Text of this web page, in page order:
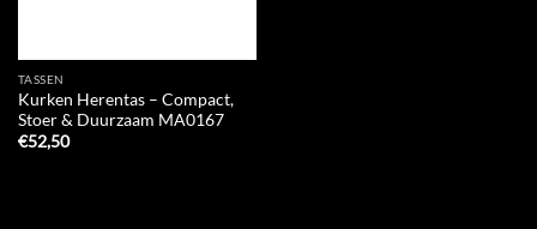
TASSEN
Kurken Herentas – Compact,
Stoer & Duurzaam MA0167
€52,50